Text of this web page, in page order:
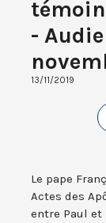
-
13/11/2019
Le pape
Actes des
entre Paul